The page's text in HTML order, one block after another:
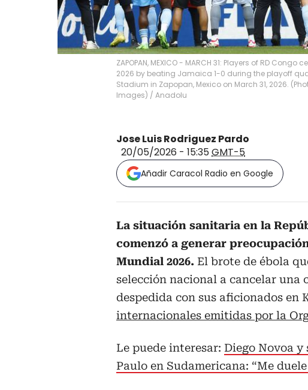
ZAPOPAN, MEXICO - MARCH 31: Players of RD
2026 by beating Jamaica 1-0 during the playoff
Stadium in Zapopan, Mexico on March 31, 2026.
Images) / Anadolu
Jose Luis Rodriguez Pardo
20/05/2026 - 15:35GMT-5
Añadir Caracol Radio en Google
La situación sanitaria en la
comenzó a generar
Mundial 2026. El brote de ébola
selección nacional a cancelar una
despedida con sus aficionados en
internacionales emitidas por la
Le puede interesar: Diego Novoa
Paulo en Sudamericana: “Me